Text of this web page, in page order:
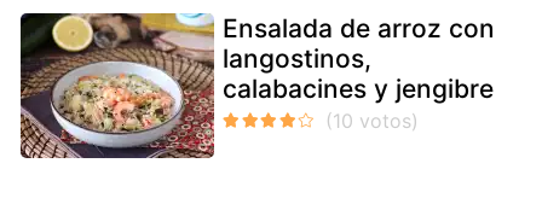
Ensalada de arroz con
langostinos,
calabacines y jengibre